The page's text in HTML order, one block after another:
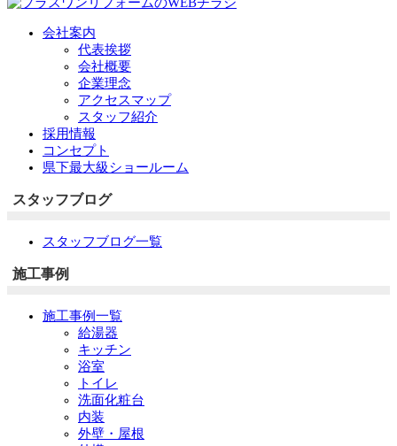
会社案内
代表挨拶
会社概要
企業理念
アクセスマップ
スタッフ紹介
採用情報
コンセプト
県下最大級ショールーム
スタッフブログ
スタッフブログ一覧
施工事例
施工事例一覧
給湯器
キッチン
浴室
トイレ
洗面化粧台
内装
外壁・屋根